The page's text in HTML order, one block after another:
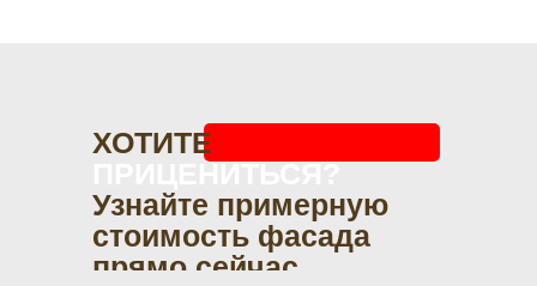
ХОТИТЕ
Узнайте примерную
стоимость фасада
прямо сейчас